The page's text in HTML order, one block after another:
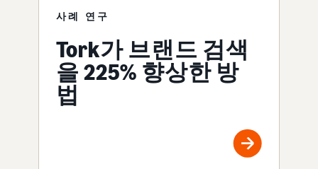
사례 연구
Tork가 브랜드 검색
을 225% 향상한 방
법